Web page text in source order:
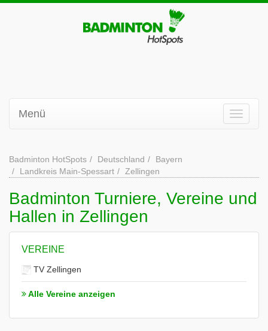
Menü
Badminton HotSpots Deutschland
Bayern
Landkreis Main-Spessart
Zellingen
Badminton Turniere, Vereine und
Hallen in Zellingen
VEREINE
TV Zellingen
Alle Vereine anzeigen